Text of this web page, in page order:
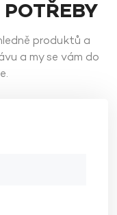
POTŘEBY
produktů a
a my se vám do